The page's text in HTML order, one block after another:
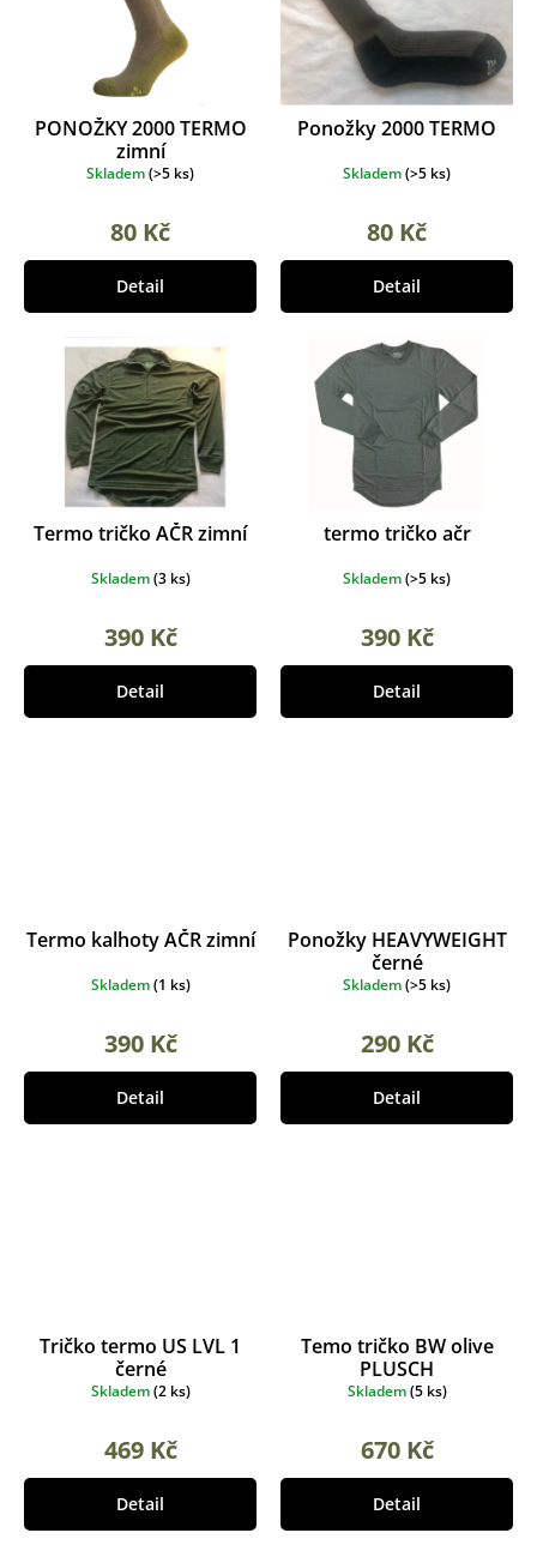
PONOŽKY 2000 TERMO
zimní
Skladem(>5 ks)
80 Kč
Detail
Ponožky 2000 TERMO
Skladem(>5 ks)
80 Kč
Detail
Termo tričko AČR zimní
Skladem(3 ks)
390 Kč
Detail
termo tričko ačr
Skladem(>5 ks)
390 Kč
Detail
Termo kalhoty AČR zimní
Skladem(1 ks)
390 Kč
Detail
Ponožky HEAVYWEIGHT
černé
Skladem(>5 ks)
290 Kč
Detail
Tričko termo US LVL 1
černé
Skladem(2 ks)
469 Kč
Detail
Temo tričko BW olive
PLUSCH
Skladem(5 ks)
670 Kč
Detail